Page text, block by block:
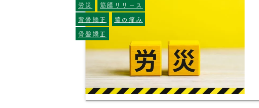
労災
筋膜リリース
背骨矯正
膝の痛み
骨盤矯正